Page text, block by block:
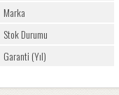
Marka
Stok Durumu
Garanti (Yıl)